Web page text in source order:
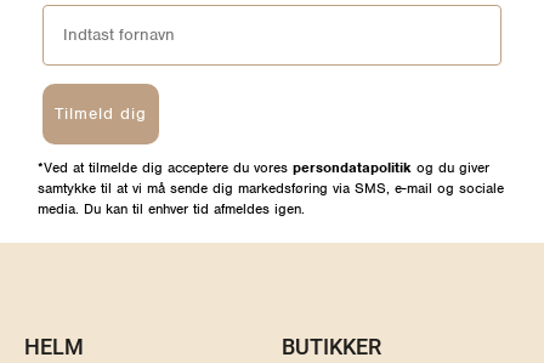
Tilmeld dig
*Ved at tilmelde dig acceptere du vores persondatapolitik og du giver
samtykke til at vi må sende dig markedsføring via SMS, e-mail og sociale
media. Du kan til enhver tid afmeldes igen.
HELM BUTIKKER